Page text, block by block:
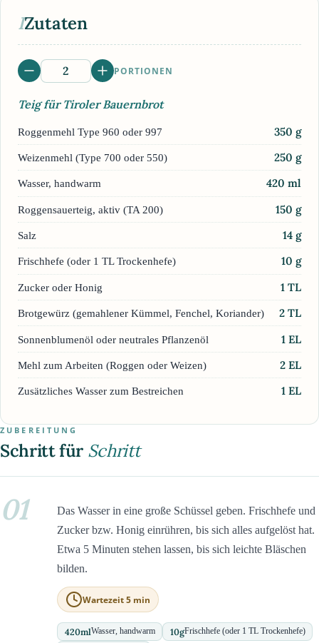
IZutaten
PORTIONEN
Teig für Tiroler Bauernbrot
Roggenmehl Type 960 oder 997 350 g
Weizenmehl (Type 700 oder 550) 250 g
Wasser, handwarm 420 ml
Roggensauerteig, aktiv (TA 200) 150 g
Salz 14 g
Frischhefe (oder 1 TL Trockenhefe) 10 g
Zucker oder Honig 1 TL
Brotgewürz (gemahlener Kümmel, Fenchel, Koriander) 2 TL
Sonnenblumenöl oder neutrales Pflanzenöl 1 EL
Mehl zum Arbeiten (Roggen oder Weizen) 2 EL
Zusätzliches Wasser zum Bestreichen 1 EL
ZUBEREITUNG
Schritt für Schritt
01
Das Wasser in eine große Schüssel geben. Frischhefe und
Zucker bzw. Honig einrühren, bis sich alles aufgelöst hat.
Etwa 5 Minuten stehen lassen, bis sich leichte Bläschen
bilden.
Wartezeit 5 min
420mlWasser, handwarm 10gFrischhefe (oder 1 TL Trockenhefe)